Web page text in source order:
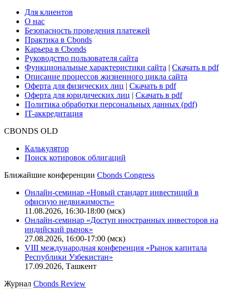
Для клиентов
О нас
Безопасность проведения платежей
Практика в Cbonds
Карьера в Cbonds
Руководство пользователя сайта
Функциональные характеристики сайта | Скачать в pdf
Описание процессов жизненного цикла сайта
Оферта для физических лиц | Скачать в pdf
Оферта для юридических лиц | Скачать в pdf
Политика обработки персональных данных (pdf)
IT-аккредитация
CBONDS OLD
Калькулятор
Поиск котировок облигаций
Ближайшие конференции Cbonds Congress
Онлайн-семинар «Новый стандарт инвестиций в
офисную недвижимость»
11.08.2026, 16:30-18:00 (мск)
Онлайн-семинар «Доступ иностранных инвесторов на
индийский рынок»
27.08.2026, 16:00-17:00 (мск)
VIII международная конференция «Рынок капитала
Республики Узбекистан»
17.09.2026, Ташкент
Журнал Cbonds Review